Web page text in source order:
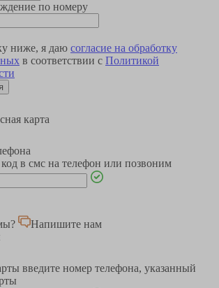
по номеру
ниже, я даю согласие на обработку
в соответствии с Политикой
карта
в смс на телефон или позвоним
Напишите нам
введите номер телефона, указанный